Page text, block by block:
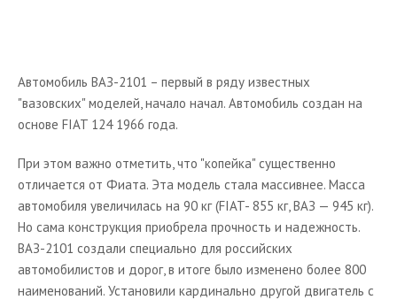
Опрос
ПДД
Автомобиль ВАЗ-2101 – первый в ряду известных
"вазовских" моделей, начало начал. Автомобиль создан на
основе FIAT 124 1966 года.
При этом важно отметить, что "копейка" существенно
отличается от Фиата. Эта модель стала массивнее. Масса
автомобиля увеличилась на 90 кг (FIAT- 855 кг, ВАЗ — 945 кг).
Но сама конструкция приобрела прочность и надежность.
ВАЗ-2101 создали специально для российских
автомобилистов и дорог, в итоге было изменено более 800
наименований. Установили кардинально другой двигатель с